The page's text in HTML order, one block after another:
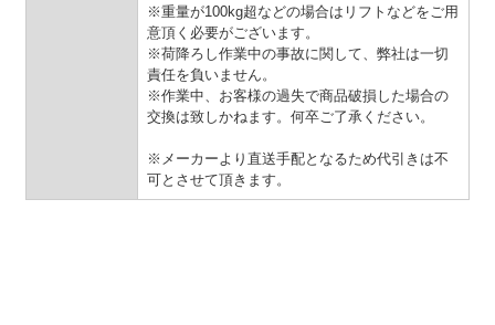
※重量が100kg超などの場合はリフトなどをご用
意頂く必要がございます。
※荷降ろし作業中の事故に関して、弊社は一切
責任を負いません。
※作業中、お客様の過失で商品破損した場合の
交換は致しかねます。何卒ご了承ください。
※メーカーより直送手配となるため代引きは不
可とさせて頂きます。